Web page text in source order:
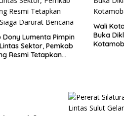
Dony Lumenta Pimpin
Sektor, Pemkab
Resmi Tetapkan
Wali
Buka